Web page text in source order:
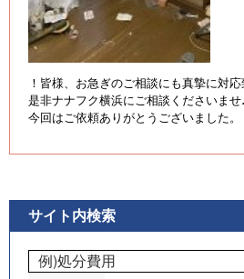
！皆様、お急ぎのご相談にも真摯に対応
是非ナナフク横浜にご相談くださいませ♪
今回はご依頼ありがとうございました。
サイト内検索